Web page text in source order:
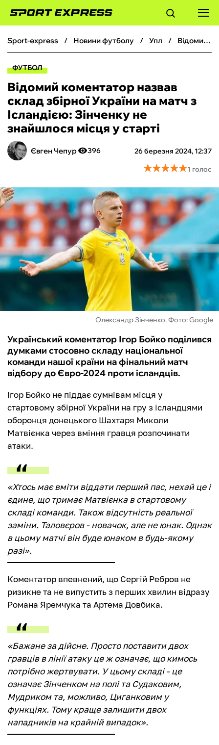
ФУТБОЛ
БОКС
ХОКЕЙ
ТЕНІС
КІБЕРСПОРТ
ЧС-2026
ФУТЗАЛ
ІНШІ
БУКМЕКЕРИ
sport-express новини футболу упл Відомий коментатор назвав склад збірної України на матч з Ісландією: Зінченку не знайшлося місця у старті
ФУТБОЛ
Відомий коментатор назвав
склад збірної України на матч з
Ісландією: Зінченку не
знайшлося місця у старті
Євген Чепур 26 березня 2024, 12:37
396
★★★★★
★★★★★1 голос
Олександр Зінченко. Фото: Google
Український коментатор Ігор Бойко поділився
думками стосовно складу національної
команди нашої країни на фінальний матч
відбору до Євро-2024 проти ісландців.
Ігор Бойко не піддає сумнівам місця у
стартовому збірної України на гру з ісландцями
оборонця донецького Шахтаря Миколи
Матвієнка через вміння гравця розпочинати
атаки.
«Хтось має вміти віддати перший пас, нехай це і
єдине, що тримає Матвієнка в стартовому
складі команди. Також відсутність реальної
заміни. Таловєров - новачок, але не юнак. Однак
в цьому матчі він буде юнаком в будь-якому
разі».
Коментатор впевнений, що Сергій Ребров не
ризикне та не випустить з перших хвилин відразу
Романа Яремчука та Артема Довбика.
«Бажане за дійсне. Просто поставити двох
гравців в лінії атаку це ж означає, що кимось
потрібно жертвувати. У цьому складі - це
означає Зінченком на полі та Судаковим,
Мудриком та, можливо, Циганковим у
функціях. Тому краще залишити двох
нападників на крайній випадок».